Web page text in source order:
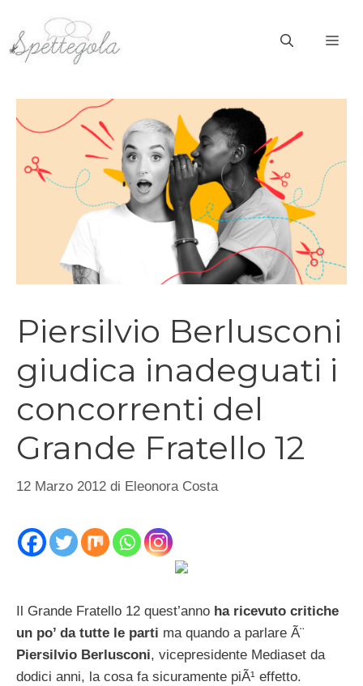
contenuto
Piersilvio Berlusconi
giudica inadeguati i
concorrenti del
Grande Fratello 12
12 Marzo 2012 di Eleonora Costa
Il Grande Fratello 12 quest’anno ha ricevuto critiche
un po’ da tutte le parti ma quando a parlare Ã¨
Piersilvio Berlusconi, vicepresidente Mediaset da
dodici anni, la cosa fa sicuramente piÃ¹ effetto.